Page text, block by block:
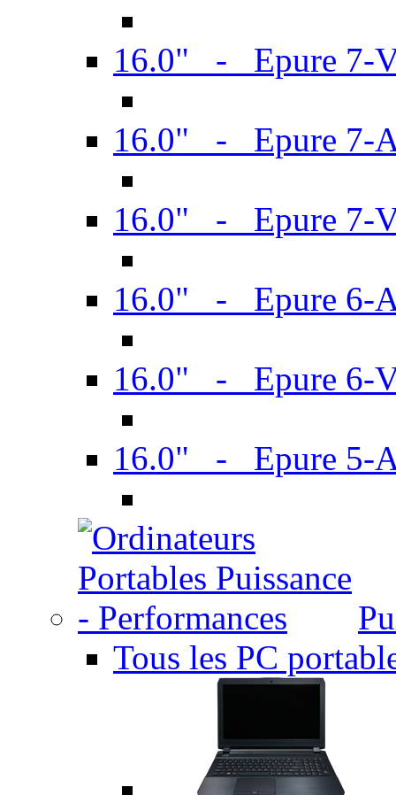
16.0" - Epure 7-
16.0" - Epure 7-
16.0" - Epure 7-
16.0" - Epure 6-
16.0" - Epure 6-
16.0" - Epure 5-
Tous les PC